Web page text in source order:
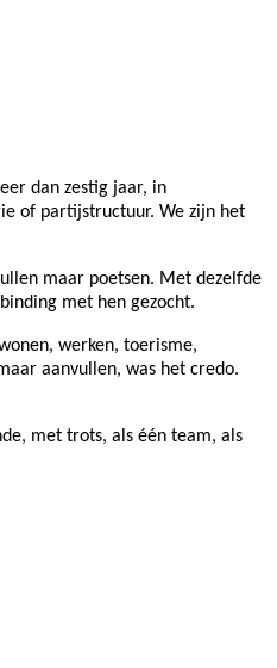
dan zestig jaar, in
of partijstructuur. We zijn het
maar poetsen. Met dezelfde
met hen gezocht.
werken, toerisme,
aanvullen, was het credo.
met trots, als één team, als